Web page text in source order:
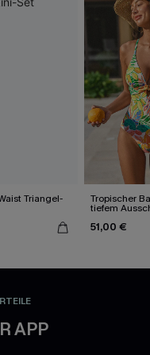
Triangel- Tropischer
tiefem
51,00 €
APP